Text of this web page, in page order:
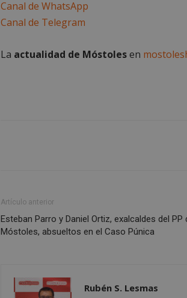
Canal de WhatsApp
Canal de Telegram
La actualidad de Móstolesen
Artículo anterior
Esteban Parro y Daniel Ortiz, exalcaldes del PP
Móstoles, absueltos en el Caso Púnica
Rubén S. Lesmas
wpjm-stat-
wpjm-stat-